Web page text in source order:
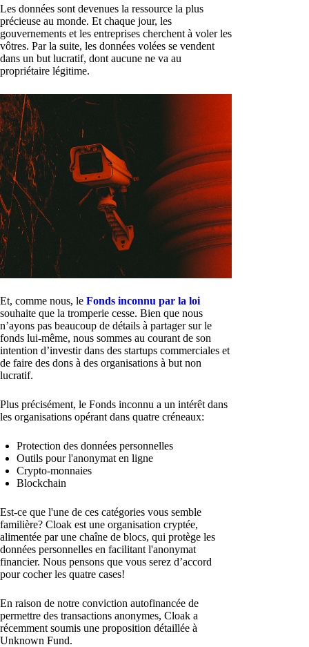
Les données sont devenues la ressource la plus
précieuse au monde. Et chaque jour, les
gouvernements et les entreprises cherchent à voler les
vôtres. Par la suite, les données volées se vendent
dans un but lucratif, dont aucune ne va au
propriétaire légitime.
Et, comme nous, le Fonds inconnu par la loi
souhaite que la tromperie cesse. Bien que nous
n’ayons pas beaucoup de détails à partager sur le
fonds lui-même, nous sommes au courant de son
intention d’investir dans des startups commerciales et
de faire des dons à des organisations à but non
lucratif.
Plus précisément, le Fonds inconnu a un intérêt dans
les organisations opérant dans quatre créneaux:
Protection des données personnelles
Outils pour l'anonymat en ligne
Crypto-monnaies
Blockchain
Est-ce que l'une de ces catégories vous semble
familière? Cloak est une organisation cryptée,
alimentée par une chaîne de blocs, qui protège les
données personnelles en facilitant l'anonymat
financier. Nous pensons que vous serez d’accord
pour cocher les quatre cases!
En raison de notre conviction autofinancée de
permettre des transactions anonymes, Cloak a
récemment soumis une proposition détaillée à
Unknown Fund.